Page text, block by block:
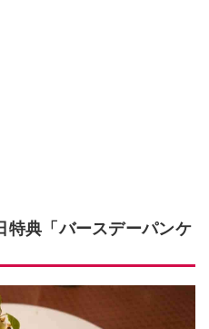
特典「バースデーパンケ